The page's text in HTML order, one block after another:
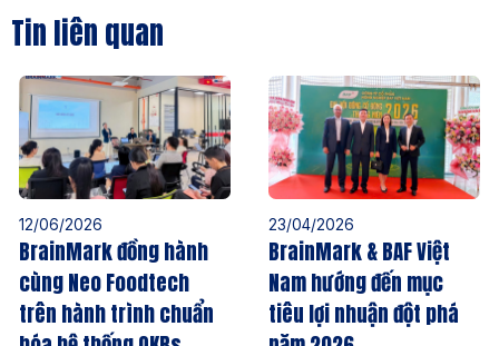
Tin liên quan
12/06/2026
BrainMark đồng hành
cùng Neo Foodtech
trên hành trình chuẩn
23/04/2026
BrainMark & BAF Việt
Nam hướng đến mục
tiêu lợi nhuận đột phá